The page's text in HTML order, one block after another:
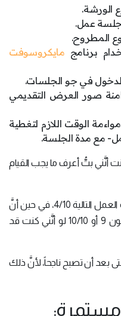
الورشة.
جلسة عمل.
المطروح.
برنامج مايكروسوفت
في جو الجلسات.
صور العرض التقديمي
الوقت اللازم لتغطية
مع مدة الجلسة.
بذلك 100 مرة، ظننت أنَّني بتُّ أعرف ما يجب القيام
وحدث ما هو متوقع، كان تقييم ورشة العمل التالية 4/10، في حين أنَّ
نسبة التقييم كانت من الممكن أن تكون 9 أو 10/10 لو أنَّني كنت قد
بعد أن تصبح ناجحاً، لأنَّ ذلك